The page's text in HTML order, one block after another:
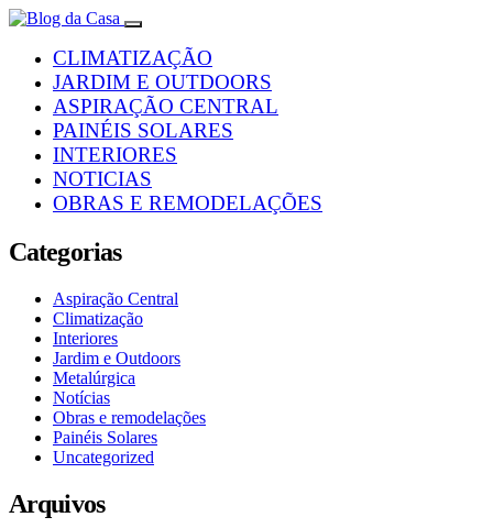
CLIMATIZAÇÃO
JARDIM E OUTDOORS
ASPIRAÇÃO CENTRAL
PAINÉIS SOLARES
INTERIORES
NOTICIAS
OBRAS E REMODELAÇÕES
Categorias
Aspiração Central
Climatização
Interiores
Jardim e Outdoors
Metalúrgica
Notícias
Obras e remodelações
Painéis Solares
Uncategorized
Arquivos